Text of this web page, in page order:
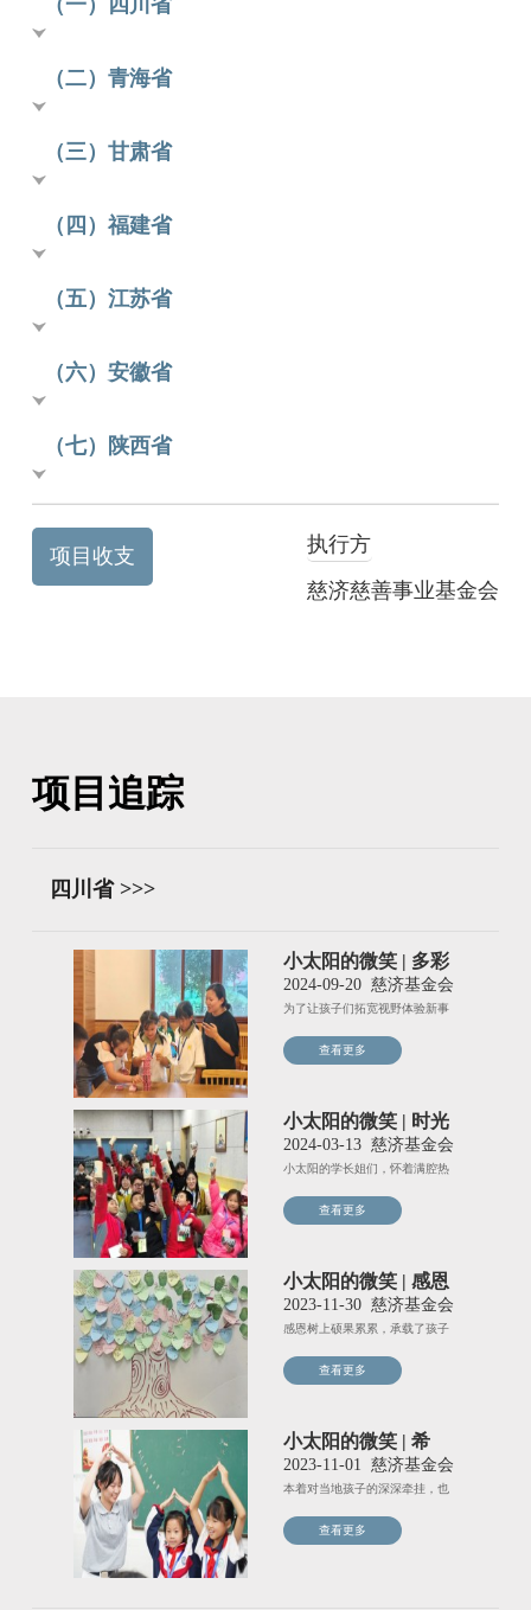
（二）青海省
（三）甘肃省
（四）福建省
（五）江苏省
（六）安徽省
（七）陕西省
项目收支
执行方
慈济慈善事业基金会
项目追踪
四川省 >>>
小太阳的微笑 | 多彩
活动 满载而归
2024-09-20 慈济基金会
为了让孩子们拓宽视野体验新事
查看更多
小太阳的微笑 | 时光
胶囊预存爱
2024-03-13 慈济基金会
小太阳的学长姐们，怀着满腔热
查看更多
小太阳的微笑 | 感恩
树上硕果累累
2023-11-30 慈济基金会
感恩树上硕果累累，承载了孩子
查看更多
小太阳的微笑 | 希
望“蒙”芽 爱在前进
2023-11-01 慈济基金会
本着对当地孩子的深深牵挂，也
查看更多